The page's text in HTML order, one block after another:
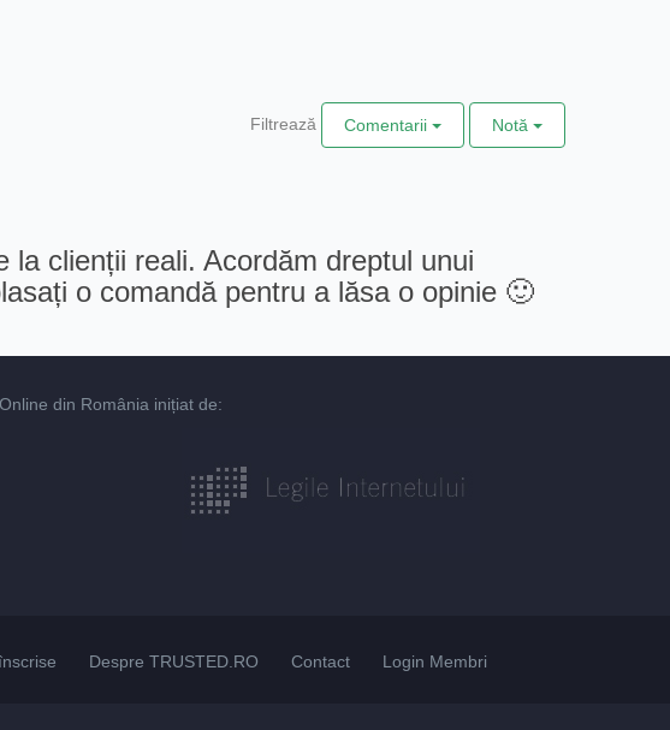
Filtrează Comentarii Notă
clienții reali. Acordăm dreptul unui
o comandă pentru a lăsa o opinie 🙂
din România inițiat de:
Despre TRUSTED.RO Contact Login Membri